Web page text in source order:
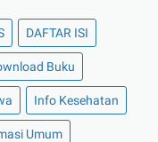
DAFTAR ISI
Buku
Info Kesehatan
Umum